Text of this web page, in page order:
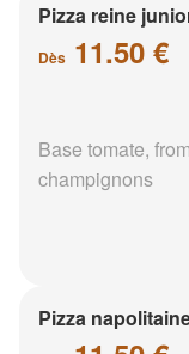
Pizza reine
Dès 11.50 €
Base tomate,
champignons
Pizza